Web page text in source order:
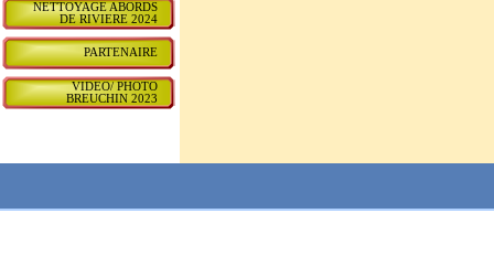
NETTOYAGE ABORDS
DE RIVIERE 2024
PARTENAIRE
VIDEO/ PHOTO
BREUCHIN 2023